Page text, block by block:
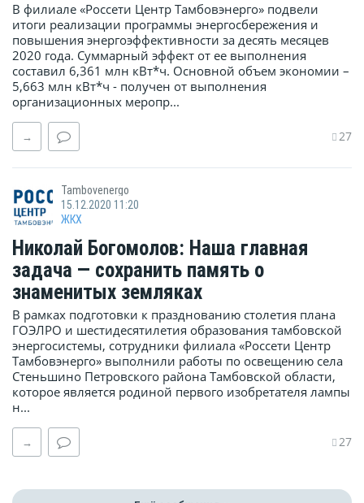
В филиале «Россети Центр Тамбовэнерго» подвели
итоги реализации программы энергосбережения и
повышения энергоэффективности за десять месяцев
2020 года. Суммарный эффект от ее выполнения
составил 6,361 млн кВт*ч. Основной объем экономии –
5,663 млн кВт*ч - получен от выполнения
организационных меропр...
→ 27
Tambovenergo
15.12.2020 11:20
ЖКХ
Николай Богомолов: Наша главная
задача — сохранить память о
знаменитых земляках
​В рамках подготовки к празднованию столетия плана
ГОЭЛРО и шестидесятилетия образования тамбовской
энергосистемы, сотрудники филиала «Россети Центр
Тамбовэнерго» выполнили работы по освещению села
Стеньшино Петровского района Тамбовской области,
которое является родиной первого изобретателя лампы
н...
→ 27